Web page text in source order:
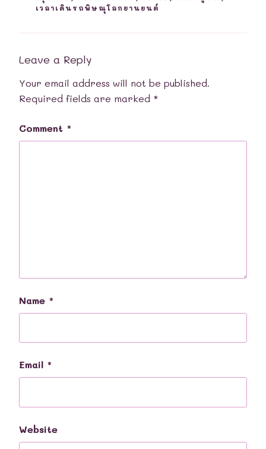
เวลาเดินรถพิษณุโลกยานยนต์
Leave a Reply
Your email address will not be published.
Required fields are marked *
Comment *
Name *
Email *
Website